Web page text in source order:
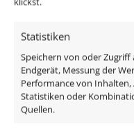
Statistiken
Speichern von oder
Endgerät, Messung der
Performance von
Statistiken oder
Quellen.
Funkdimmer
Zigbee / Philips